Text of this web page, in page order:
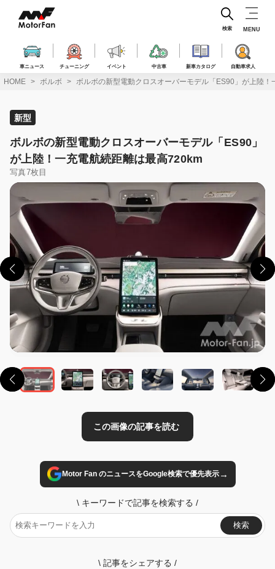
ス
車ニュース チューニング イベント 中古車 新車カタログ 自動車求人
検索 MENU
HOME ボルボ ボルボの新型電動クロスオーバーモデル「ES90」が上陸
新型
ボルボの新型電動クロスオーバーモデル「ES90」
が上陸！一充電航続距離は最高720km
写真7枚目
Motor Fan のニュースをGoogle検索で優先表示→
\ キーワードで記事を検索する /
検索
\ 記事をシェアする /